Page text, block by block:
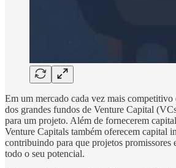
Em um mercado cada vez mais competitivo
dos grandes fundos de Venture Capital
para um projeto. Além de fornecerem
Venture Capitals também oferecem capital
contribuindo para que projetos promissores
todo o seu potencial.